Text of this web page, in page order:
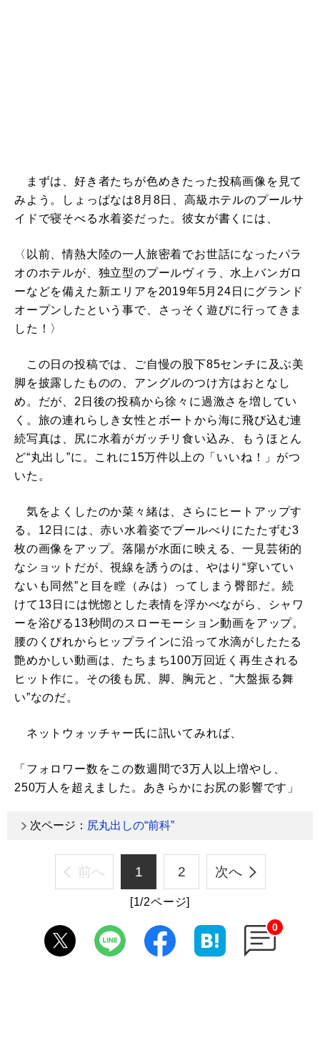
まずは、好き者たちが色めきたった投稿画像を見て
みよう。しょっぱなは8月8日、高級ホテルのプールサ
イドで寝そべる水着姿だった。彼女が書くには、
〈以前、情熱大陸の一人旅密着でお世話になったパラ
オのホテルが、独立型のプールヴィラ、水上バンガロ
ーなどを備えた新エリアを2019年5月24日にグランド
オープンしたという事で、さっそく遊びに行ってきま
した！〉
この日の投稿では、ご自慢の股下85センチに及ぶ美
脚を披露したものの、アングルのつけ方はおとなし
め。だが、2日後の投稿から徐々に過激さを増してい
く。旅の連れらしき女性とボートから海に飛び込む連
続写真は、尻に水着がガッチリ食い込み、もうほとん
ど“丸出し”に。これに15万件以上の「いいね！」がつ
いた。
気をよくしたのか菜々緒は、さらにヒートアップす
る。12日には、赤い水着姿でプールべりにたたずむ3
枚の画像をアップ。落陽が水面に映える、一見芸術的
なショットだが、視線を誘うのは、やはり“穿いてい
ないも同然”と目を瞠（みは）ってしまう臀部だ。続
けて13日には恍惚とした表情を浮かべながら、シャワ
ーを浴びる13秒間のスローモーション動画をアップ。
腰のくびれからヒップラインに沿って水滴がしたたる
艶めかしい動画は、たちまち100万回近く再生される
ヒット作に。その後も尻、脚、胸元と、“大盤振る舞
い”なのだ。
ネットウォッチャー氏に訊いてみれば、
「フォロワー数をこの数週間で3万人以上増やし、
250万人を超えました。あきらかにお尻の影響です」
次ページ： 尻丸出しの“前科”
前へ 1 2 次へ
[1/2ページ]
0